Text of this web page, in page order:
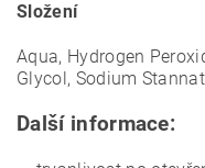
Složení
Aqua, Hydrogen
Glycol, Sodium
Další informace: